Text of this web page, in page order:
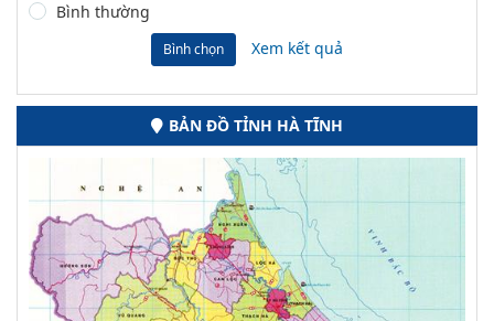
Bình thường
Bình chọn Xem kết quả
BẢN ĐỒ TỈNH HÀ TĨNH